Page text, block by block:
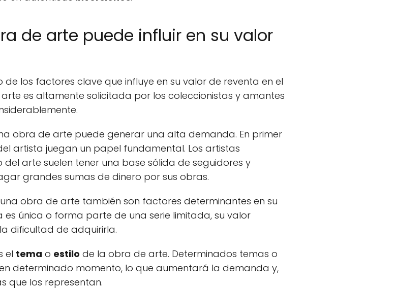
de arte puede influir en su valor
los factores clave que influye en su valor de reventa en el
es altamente solicitada por los coleccionistas y amantes
obra de arte puede generar una alta demanda. En primer
artista juegan un papel fundamental. Los artistas
arte suelen tener una base sólida de seguidores y
grandes sumas de dinero por sus obras.
obra de arte también son factores determinantes en su
única o forma parte de una serie limitada, su valor
dificultad de adquirirla.
el tema o estilo de la obra de arte. Determinados temas o
determinado momento, lo que aumentará la demanda y,
que los representan.